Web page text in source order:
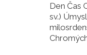
Den Čas
sv.)